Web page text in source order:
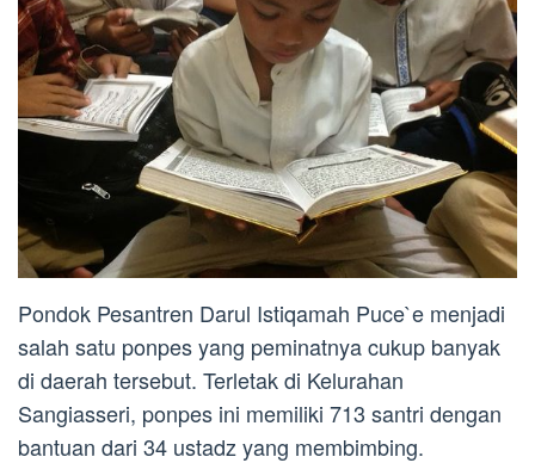
Pondok Pesantren Darul Istiqamah Puce`e menjadi
salah satu ponpes yang peminatnya cukup banyak
di daerah tersebut. Terletak di Kelurahan
Sangiasseri, ponpes ini memiliki 713 santri dengan
bantuan dari 34 ustadz yang membimbing.